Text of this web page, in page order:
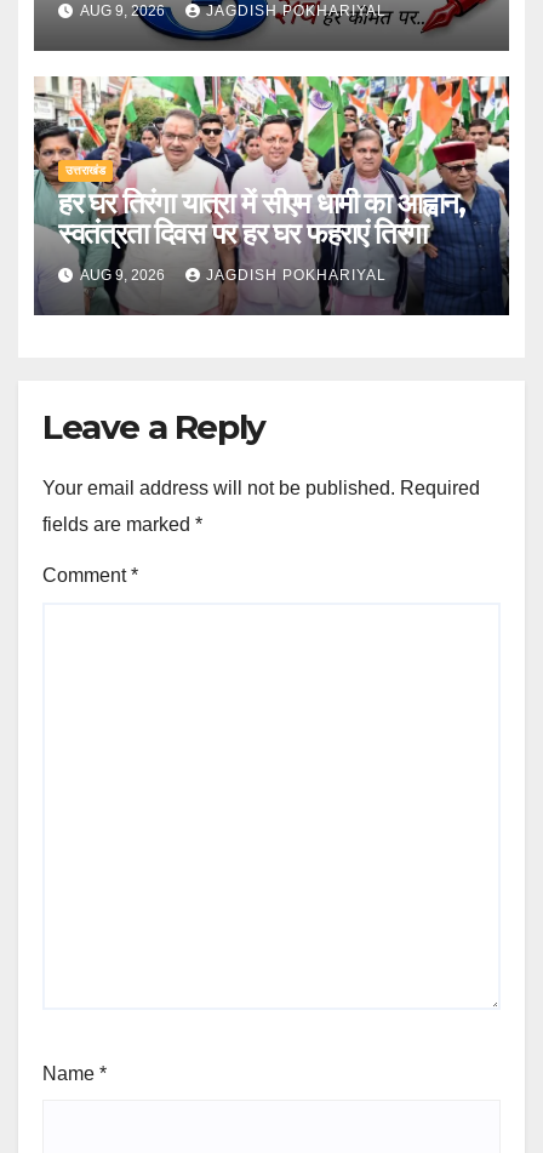
AUG 9, 2026 JAGDISH POKHARIYAL
उत्तराखंड
हर घर तिरंगा यात्रा में सीएम धामी का आह्वान,
स्वतंत्रता दिवस पर हर घर फहराएं तिरंगा
AUG 9, 2026 JAGDISH POKHARIYAL
Leave a Reply
Your email address will not be published. Required
fields are marked *
Comment*
Name *